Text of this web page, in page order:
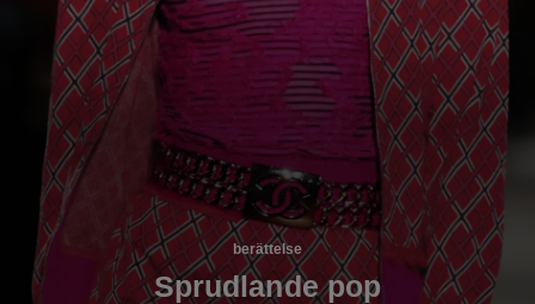
berättelse
Sprudlande pop